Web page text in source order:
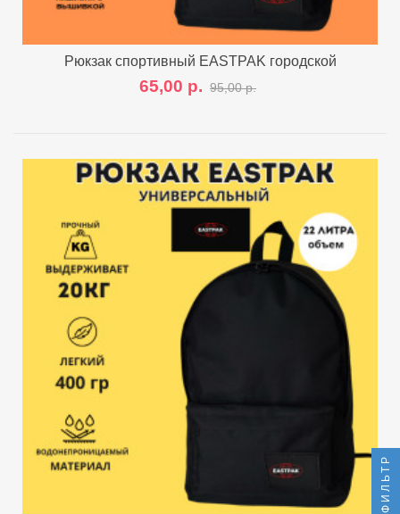
Рюкзак спортивный EASTPAK городской
65,00 р. 95,00 р.
ФИЛЬТР